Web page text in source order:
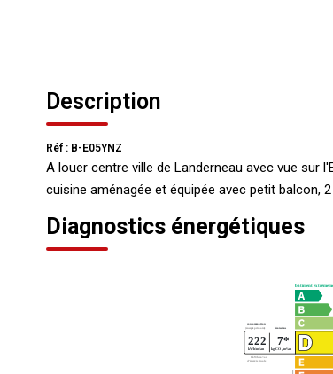
Description
Réf : B-E05YNZ
A louer centre ville de Landerneau avec vue sur
cuisine aménagée et équipée avec petit balcon,
Diagnostics énergétiques